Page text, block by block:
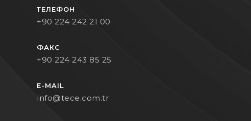
ТЕЛЕФОН
+90 224 242 21 00
ФАКС
+90 224 243 85 25
E-MAIL
info@tece.com.tr